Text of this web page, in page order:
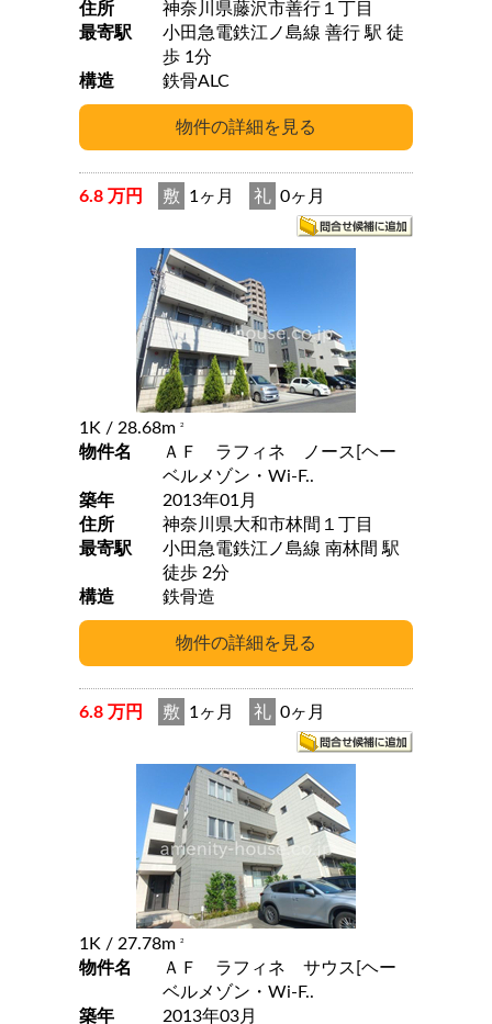
住所
神奈川県藤沢市善行１丁目
最寄駅
小田急電鉄江ノ島線 善行 駅 徒
歩 1分
構造
鉄骨ALC
6.8 万円 敷 1ヶ月 礼 0ヶ月
1K / 28.68m 2
物件名
ＡＦ ラフィネ ノース[ヘー
ベルメゾン・Wi-F..
築年
2013年01月
住所
神奈川県大和市林間１丁目
最寄駅
小田急電鉄江ノ島線 南林間 駅
徒歩 2分
構造
鉄骨造
6.8 万円 敷 1ヶ月 礼 0ヶ月
1K / 27.78m 2
物件名
ＡＦ ラフィネ サウス[ヘー
ベルメゾン・Wi-F..
築年
2013年03月